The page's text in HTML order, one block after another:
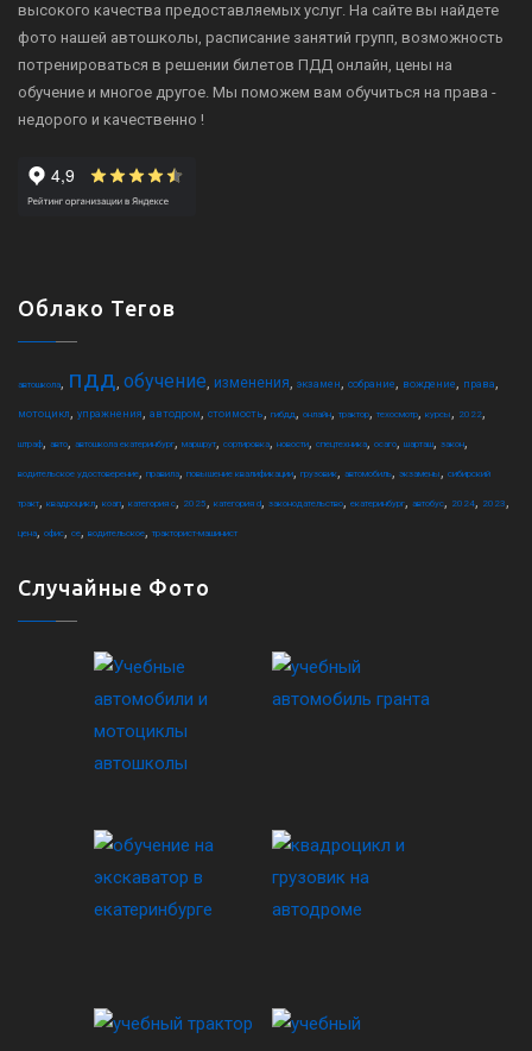
высокого качества предоставляемых услуг. На сайте вы найдете
фото нашей автошколы, расписание занятий групп, возможность
потренироваться в решении билетов ПДД онлайн, цены на
обучение и многое другое. Мы поможем вам обучиться на права -
недорого и качественно !
Облако Тегов
автошкола, пдд, обучение, изменения, экзамен, собрание, вождение, права,
мотоцикл, упражнения, автодром, стоимость, гибдд, онлайн, трактор, техосмотр, курсы, 2022,
штраф, авто, автошкола екатеринбург, маршрут, сортировка, новости, спецтехника, осаго, шарташ, закон,
водительское удостоверение, правила, повышение квалификации, грузовик, автомобиль, экзамены, сибирский
тракт, квадроцикл, коап, категория c, 2025, категория d, законодательство, екатеринбург, автобус, 2024, 2023,
цена, офис, ce, водительское, тракторист-машинист
Случайные Фото